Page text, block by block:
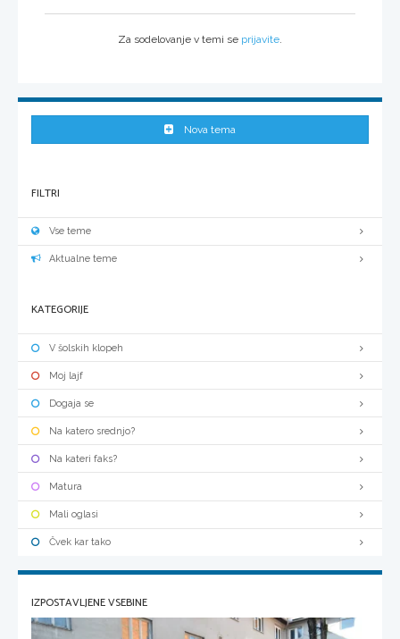
Za sodelovanje v temi se prijavite
Nova tema
FILTRI
Vse teme
Aktualne teme
KATEGORIJE
V šolskih klopeh
Moj lajf
Dogaja se
Na katero srednjo?
Na kateri faks?
Matura
Mali oglasi
Čvek kar tako
IZPOSTAVLJENE VSEBINE